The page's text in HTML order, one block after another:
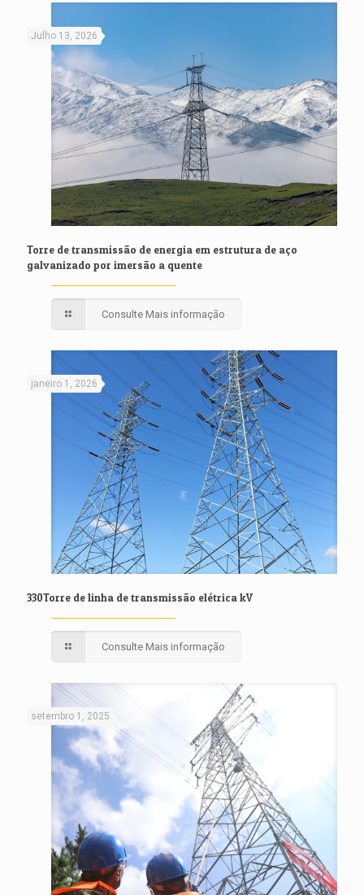
Julho 13, 2026
Torre de transmissão de energia em estrutura de aço
galvanizado por imersão a quente
Consulte Mais informação
janeiro 1, 2026
330Torre de linha de transmissão elétrica kV
Consulte Mais informação
setembro 1, 2025